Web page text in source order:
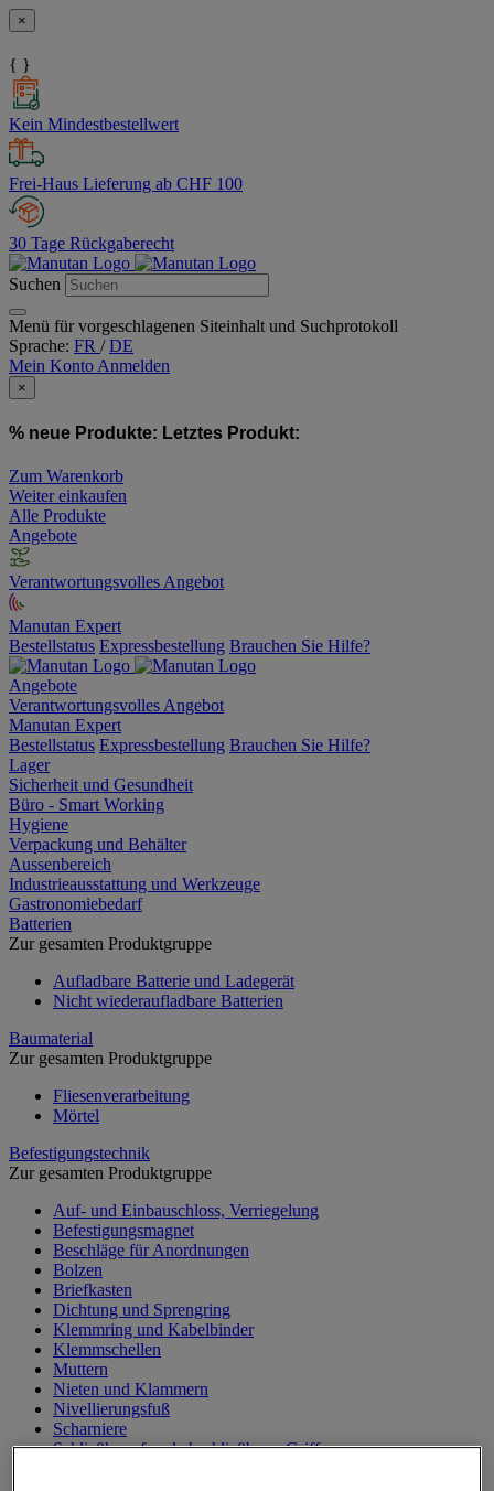
×
{ }
Kein Mindestbestellwert
Frei-Haus Lieferung ab CHF 100
30 Tage Rückgaberecht
Suchen
Menü für vorgeschlagenen Siteinhalt und Suchprotokoll
Sprache: FR /DE
Mein Konto Anmelden
×
% neue Produkte: Letztes Produkt:
Zum Warenkorb
Weiter einkaufen
Alle Produkte
Angebote
Verantwortungsvolles Angebot
Manutan Expert
Bestellstatus Expressbestellung Brauchen Sie Hilfe?
Angebote
Verantwortungsvolles Angebot
Manutan Expert
Bestellstatus Expressbestellung Brauchen Sie Hilfe?
Lager
Sicherheit und Gesundheit
Büro - Smart Working
Hygiene
Verpackung und Behälter
Aussenbereich
Industrieausstattung und Werkzeuge
Gastronomiebedarf
Batterien
Zur gesamten Produktgruppe
Aufladbare Batterie und Ladegerät
Nicht wiederaufladbare Batterien
Baumaterial
Zur gesamten Produktgruppe
Fliesenverarbeitung
Mörtel
Befestigungstechnik
Zur gesamten Produktgruppe
Auf- und Einbauschloss, Verriegelung
Befestigungsmagnet
Beschläge für Anordnungen
Bolzen
Briefkasten
Dichtung und Sprengring
Klemmring und Kabelbinder
Klemmschellen
Muttern
Nieten und Klammern
Nivellierungsfuß
Scharniere
Schließknopf und abschließbarer Griff